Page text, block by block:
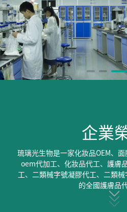
企業
琉璃光生物是一家化妝品OEM、
oem代加工、化妝品代工、護膚
工、二類械字號凝膠代工、二類
的全國護膚品